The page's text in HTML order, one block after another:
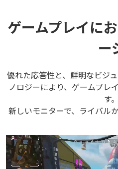
ゲームプレイに
ー
優れた応答性と、鮮明なビジ
ノロジーにより、ゲームプレ
す。
新しいモニターで、ライバル